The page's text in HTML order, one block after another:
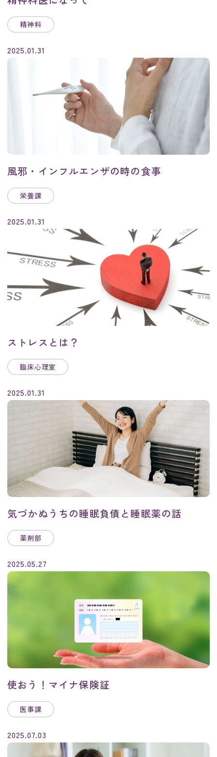
精神科
2025.01.31
風邪・インフルエンザの時の食事
栄養課
2025.01.31
ストレスとは？
臨床心理室
2025.01.31
気づかぬうちの睡眠負債と睡眠薬の話
薬剤部
2025.05.27
使おう！マイナ保険証
医事課
2025.07.03